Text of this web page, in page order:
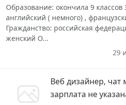
Образование: окончила 9 классов
английский ( немного) ,
Гражданство: российская
женский О...
29
Веб дизайнер, чат
зарплата не